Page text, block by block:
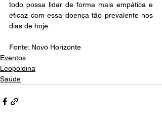
todo possa lidar de forma mais empática e
eficaz com essa doença tão prevalente nos
dias de hoje.
Fonte: Novo Horizonte
Eventos
Leopoldina
Saúde